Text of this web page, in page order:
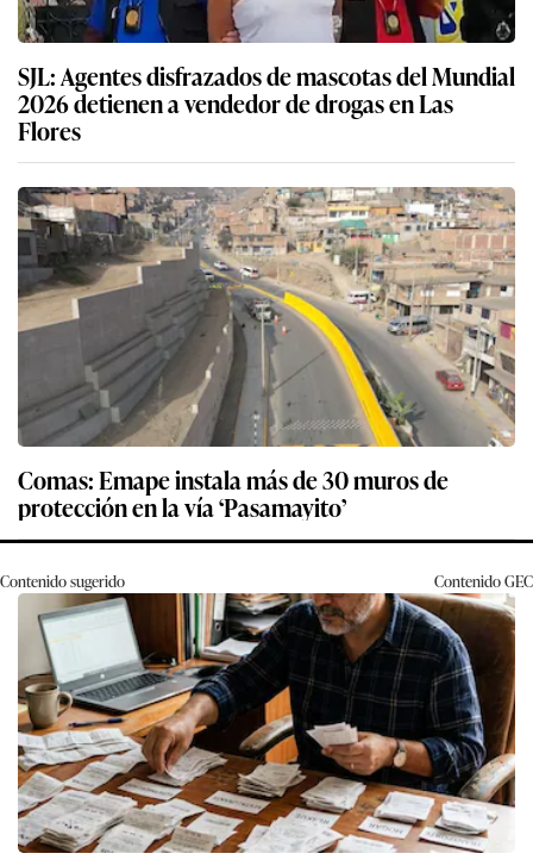
SJL: Agentes disfrazados de mascotas del Mundial
2026 detienen a vendedor de drogas en Las
Flores
Comas: Emape instala más de 30 muros de
protección en la vía ‘Pasamayito’
Contenido sugerido ContenidoGEC